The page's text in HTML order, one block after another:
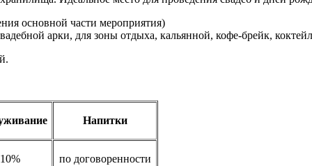
основной части мероприятия)
арки, для зоны отдыха, кальянной, кофе-брейк,
Напитки
10% по договоренности